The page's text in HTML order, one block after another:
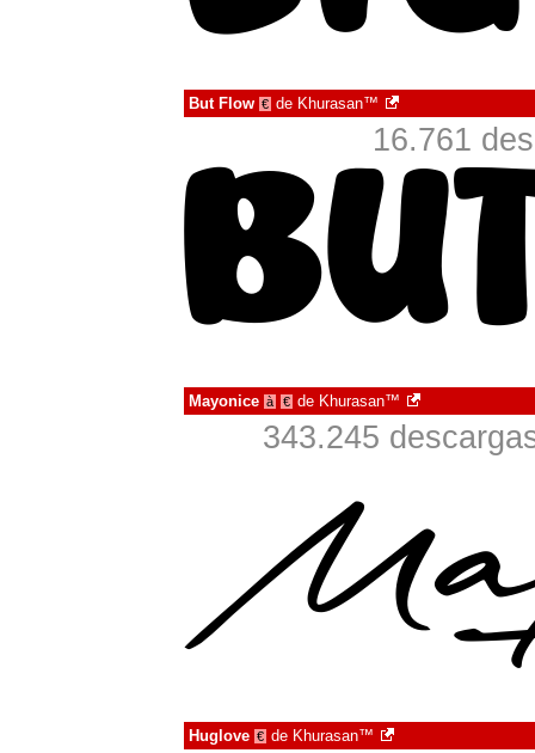
But Flow € de Khurasan™
16.761
Mayonice à € de Khurasan™
343.245
Huglove € de Khurasan™